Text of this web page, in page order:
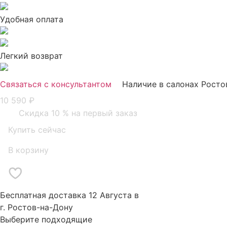
Удобная оплата
Легкий возврат
Связаться с консультантом
Наличие в салонах
10 590 ₽
Скидка 10 % на первый заказ
Купить сейчас
В корзину
Бесплатная доставка 12 Августа в
г. Ростов-на-Дону
Выберите подходящие